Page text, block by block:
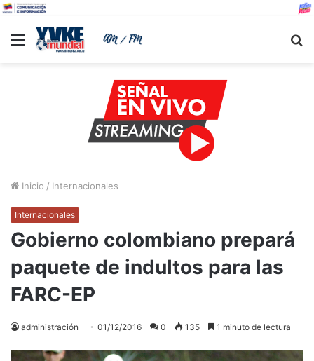
Menu
Inicio / Internacionales
Internacionales
Gobierno colombiano prepará
paquete de indultos para las
FARC-EP
administración 01/12/2016 0 135 1 minuto de lectura